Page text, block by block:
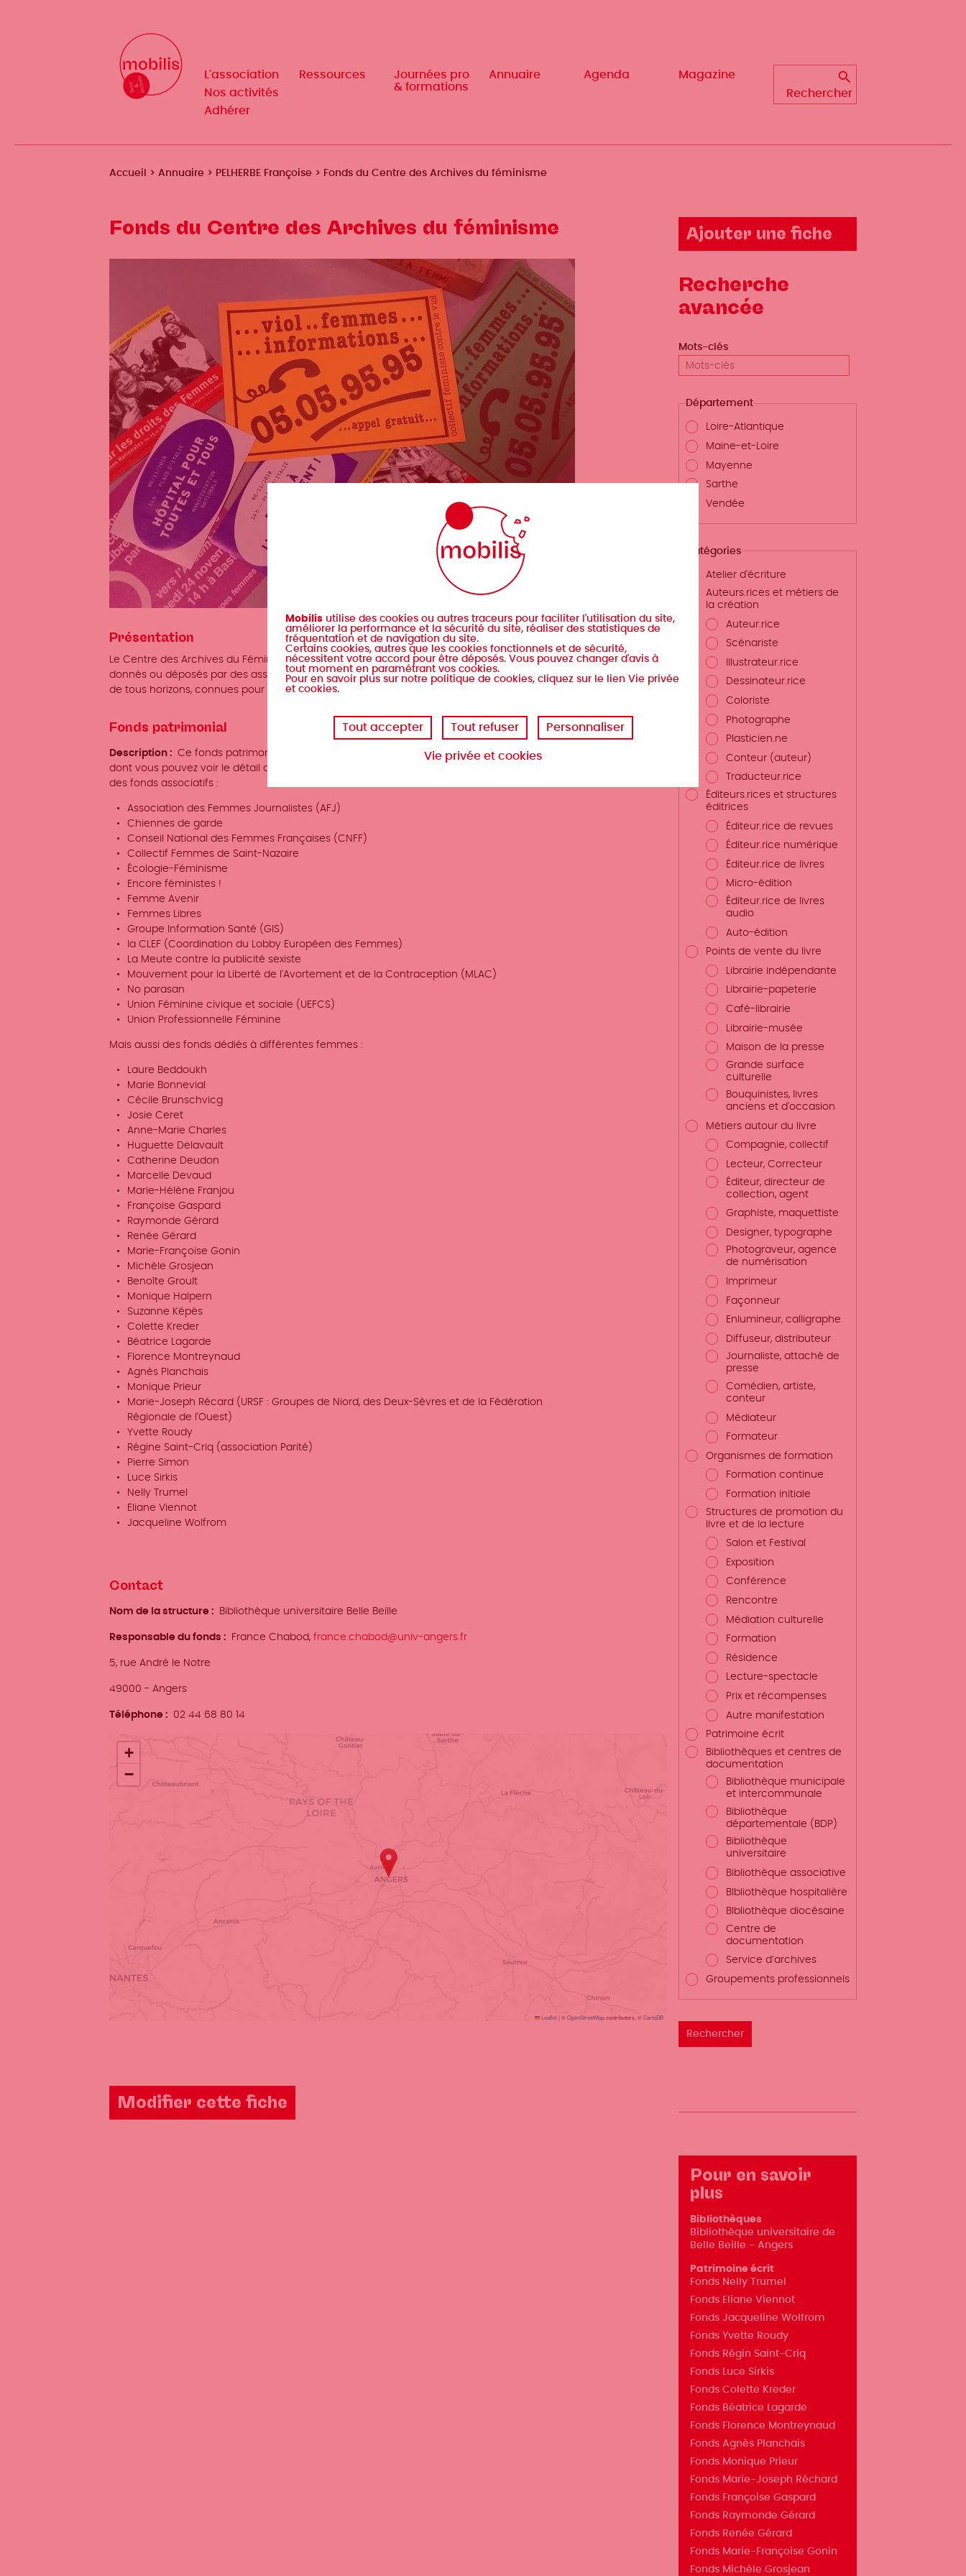
Navigation
principale
L'association
Nos activités
Adhérer
Ressources
Journées pro
& formations
Annuaire Agenda
Magazine
Rechercher
Navigation
principale
L'association
Nos activités
Adhérer
Ressources
Journées pro
& formations
Annuaire Agenda
Magazine
Rechercher
Fil
Accueil Annuaire PELHERBE Françoise Fonds du Centre des Archives du féminisme
Ajouter une fiche
Recherche
avancée
Mots-clés
Département
Loire-Atlantique
Maine-et-Loire
Mayenne
Sarthe
Vendée
Catégories
Atelier d'écriture
Auteurs.rices et métiers de
la création
Auteur.rice
Scénariste
Illustrateur.rice
Dessinateur.rice
Coloriste
Photographe
Plasticien.ne
Conteur (auteur)
Traducteur.rice
Éditeurs.rices et structures
éditrices
Éditeur.rice de revues
Éditeur.rice numérique
Éditeur.rice de livres
Micro-édition
Éditeur.rice de livres
audio
Auto-édition
Points de vente du livre
Librairie indépendante
Librairie-papeterie
Café-librairie
Librairie-musée
Maison de la presse
Grande surface
culturelle
Bouquinistes, livres
anciens et d'occasion
Métiers autour du livre
Compagnie, collectif
Lecteur, Correcteur
Éditeur, directeur de
collection, agent
Graphiste, maquettiste
Designer, typographe
Photograveur, agence
de numérisation
Imprimeur
Façonneur
Enlumineur, calligraphe
Diffuseur, distributeur
Journaliste, attaché de
presse
Comédien, artiste,
conteur
Médiateur
Formateur
Organismes de formation
Formation continue
Formation initiale
Structures de promotion du
livre et de la lecture
Salon et Festival
Exposition
Conférence
Rencontre
Médiation culturelle
Formation
Résidence
Lecture-spectacle
Prix et récompenses
Autre manifestation
Patrimoine écrit
Bibliothèques et centres de
documentation
Bibliothèque municipale
et intercommunale
Bibliothèque
départementale (BDP)
Bibliothèque
universitaire
Bibliothèque associative
BIbliothèque hospitalière
BIbliothèque diocésaine
Centre de
documentation
Service d’archives
Groupements professionnels
Fonds du Centre des Archives du féminisme
Présentation
Le Centre des Archives du Féminisme (CAF) est constitué de fonds d'archives privées des 19e et 20e siècles,
donnés ou déposés par des associations militantes d'envergure nationale ou par des personnalités françaises
de tous horizons, connues pour leurs combats et leurs prises de position féministes.
Fonds patrimonial
Description
Ce fonds patrimonial est composé de plusieurs sous-fonds listés ci-dessous
dont vous pouvez voir le détail dans "en savoir plus" dans la colonne de droite. On y retrouve
des fonds associatifs :
Association des Femmes Journalistes (AFJ)
Chiennes de garde
Conseil National des Femmes Françaises (CNFF)
Collectif Femmes de Saint-Nazaire
Écologie-Féminisme
Encore féministes !
Femme Avenir
Femmes Libres
Groupe Information Santé (GIS)
la CLEF (Coordination du Lobby Européen des Femmes)
La Meute contre la publicité sexiste
Mouvement pour la Liberté de l'Avortement et de la Contraception (MLAC)
No parasan
Union Féminine civique et sociale (UEFCS)
Union Professionnelle Féminine
Mais aussi des fonds dédiés à différentes femmes :
Laure Beddoukh
Marie Bonnevial
Cécile Brunschvicg
Josie Ceret
Anne-Marie Charles
Huguette Delavault
Catherine Deudon
Marcelle Devaud
Marie-Hélène Franjou
Françoise Gaspard
Raymonde Gérard
Renée Gérard
Marie-Françoise Gonin
Michèle Grosjean
Benoîte Groult
Monique Halpern
Suzanne Képès
Colette Kreder
Béatrice Lagarde
Florence Montreynaud
Agnès Planchais
Monique Prieur
Marie-Joseph Récard (URSF : Groupes de Niord, des Deux-Sèvres et de la Fédération
Régionale de l'Ouest)
Yvette Roudy
Régine Saint-Criq (association Parité)
Pierre Simon
Luce Sirkis
Nelly Trumel
Eliane Viennot
Jacqueline Wolfrom
Contact
Nom de la structure Bibliothèque universitaire Belle Beille
Responsable du fonds France Chabod, france.chabod@univ-angers.fr
Adresse
5, rue André le Notre
Ville
49000 - Angers
Téléphone 02 44 68 80 14
Localisation
+
−
Leaflet| ©OpenStreetMapcontributors, ©CartoDB
Modifier cette fiche
Pour en savoir
plus
Bibliothèques
Bibliothèque universitaire de
Belle Beille - Angers
Patrimoine écrit
Fonds Nelly Trumel
Fonds Eliane Viennot
Fonds Jacqueline Wolfrom
Fonds Yvette Roudy
Fonds Régin Saint-Criq
Fonds Luce Sirkis
Fonds Colette Kreder
Fonds Béatrice Lagarde
Fonds Florence Montreynaud
Fonds Agnès Planchais
Fonds Monique Prieur
Fonds Marie-Joseph Réchard
Fonds Françoise Gaspard
Fonds Raymonde Gérard
Fonds Renée Gérard
Fonds Marie-Françoise Gonin
Fonds Michèle Grosjean
Mobilis utilise des cookies ou autres traceurs pour faciliter l'utilisation du site,
améliorer la performance et la sécurité du site, réaliser des statistiques de
fréquentation et de navigation du site.
Certains cookies, autres que les cookies fonctionnels et de sécurité,
nécessitent votre accord pour être déposés. Vous pouvez changer d'avis à
tout moment en paramétrant vos cookies.
Pour en savoir plus sur notre politique de cookies, cliquez sur le lien Vie privée
et cookies.
Tout accepter Tout refuser Personnaliser
Vie privée et cookies